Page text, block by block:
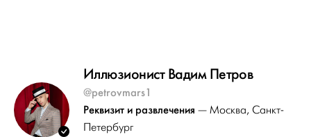
Иллюзионист Вадим Петров
@petrovmars1
Реквизит и развлечения — Москва, Санкт-
Петербург